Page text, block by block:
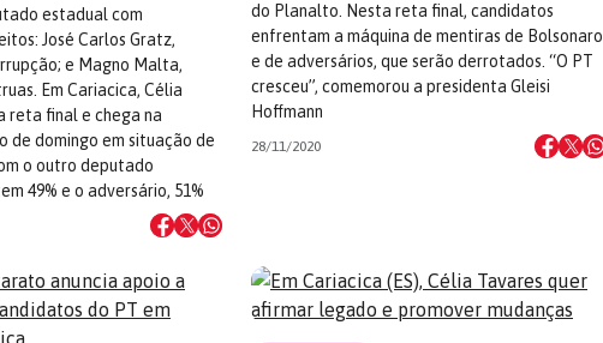
estadual com
José Carlos Gratz,
e Magno Malta,
Em Cariacica, Célia
reta final e chega na
de domingo em situação de
o outro deputado
49% e o adversário, 51%
do Planalto. Nesta reta final, candidatos
enfrentam a máquina de mentiras de Bolsonaro
e de adversários, que serão derrotados. “O PT
cresceu”, comemorou a presidenta Gleisi
Hoffmann
28/11/2020